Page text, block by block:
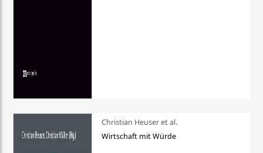
Christian Heuser et al.
Wirtschaft mit Würde